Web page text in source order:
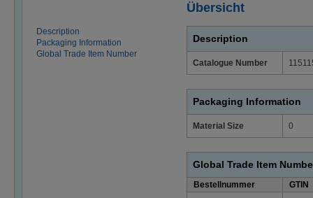
Übersicht
Description
Packaging Information
Global Trade Item Number
Description
Catalogue Number
Packaging Information
Material Size 0
Global Trade Item
Bestellnummer
GTIN